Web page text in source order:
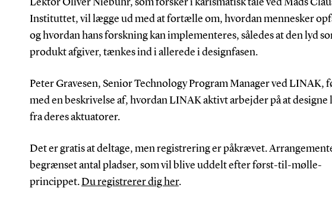
Instituttet, vil lægge ud med at fortælle om, hvordan mennesker
og hvordan hans forskning kan implementeres, således at den lyd
produkt afgiver, tænkes ind i allerede i designfasen.
Peter Gravesen, Senior Technology Program Manager ved LINAK,
med en beskrivelse af, hvordan LINAK aktivt arbejder på at designe
fra deres aktuatorer.
Det er gratis at deltage, men registrering er påkrævet.
begrænset antal pladser, som vil blive uddelt efter først-til-mølle-
princippet.Du registrerer dig her.